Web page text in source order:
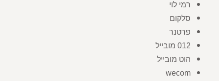
רמי לוי
סלקום
פרטנר
012 מובייל
הוט מובייל
wecom